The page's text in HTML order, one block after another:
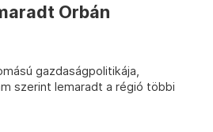
Orbán
gazdaságpolitikája,
szerint lemaradt a régió többi